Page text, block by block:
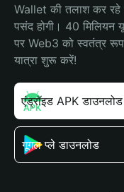
Wallet की तलाश कर
पसंद होगी। 40 मिलियन
पर Web3 को स्वतंत्र
यात्रा शुरू करें!
एंड्रॉइड APK
गूगल प्ले डाउनलोड